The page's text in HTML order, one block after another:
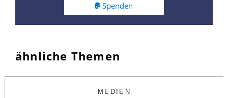
Spenden
ähnliche Themen
MEDIEN